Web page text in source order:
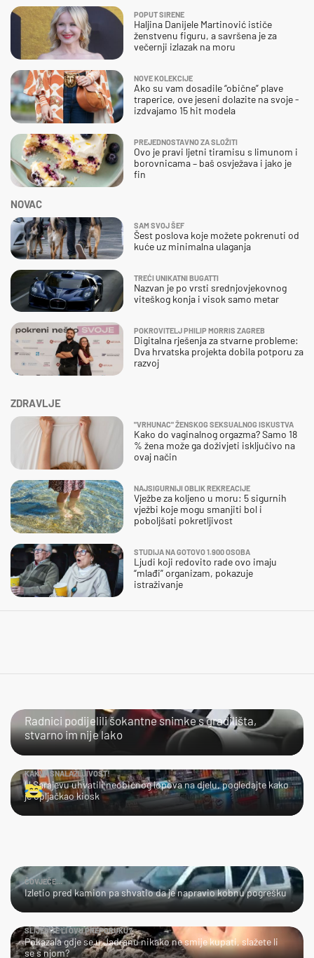
ZDRAVLJE
"VRHUNAC" ŽENSKOG SEKSUALNOG ISKUSTVA
Kako do vaginalnog orgazma? Samo 18
% žena može ga doživjeti isključivo na
ovaj način
NAJSIGURNIJI OBLIK REKREACIJE
Vježbe za koljeno u moru: 5 sigurnih
vježbi koje mogu smanjiti bol i
poboljšati pokretljivost
STUDIJA NA GOTOVO 1.900 OSOBA
Ljudi koji redovito rade ovo imaju
“mlađi” organizam, pokazuje
istraživanje
NOVAC
SAM SVOJ ŠEF
Šest poslova koje možete pokrenuti od
kuće uz minimalna ulaganja
TREĆI UNIKATNI BUGATTI
Nazvan je po vrsti srednjovjekovnog
viteškog konja i visok samo metar
POKROVITELJ PHILIP MORRIS ZAGREB
Digitalna rješenja za stvarne probleme:
Dva hrvatska projekta dobila potporu za
razvoj
POPUT SIRENE
Haljina Danijele Martinović ističe
ženstvenu figuru, a savršena je za
večernji izlazak na moru
NOVE KOLEKCIJE
Ako su vam dosadile “obične” plave
traperice, ove jeseni dolazite na svoje -
izdvajamo 15 hit modela
PREJEDNOSTAVNO ZA SLOŽITI
Ovo je pravi ljetni tiramisu s limunom i
borovnicama – baš osvježava i jako je
fin
Radnici podijelili šokantne snimke s gradilišta,
stvarno im nije lako
KAKVA SNALAŽLJIVOST!
U Sarajevu uhvatili neobičnog lopova na djelu, pogledajte kako
je opljačkao kiosk
ČOVJEČE...
Izletio pred kamion pa shvatio da je napravio kobnu pogrešku
SLIJEDITE LI OVU PREPORUKU?
Pokazala gdje se u Jadranu nikako ne smije kupati, slažete li
se s njom?